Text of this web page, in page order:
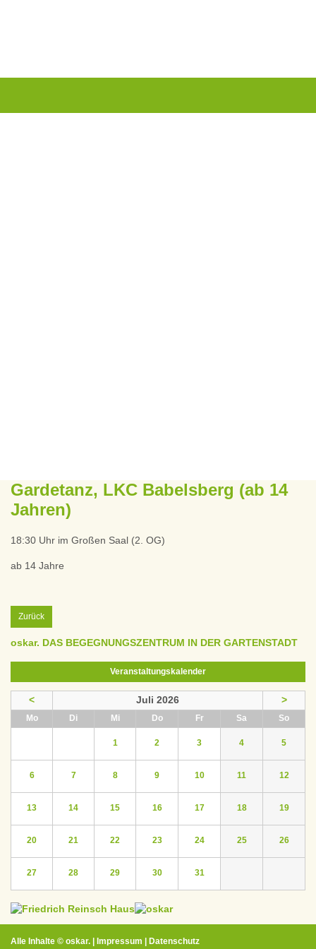
Gardetanz, LKC Babelsberg (ab 14
Jahren)
18:30 Uhr im Großen Saal (2. OG)
ab 14 Jahre
Zurück
oskar. DAS BEGEGNUNGSZENTRUM IN DER GARTENSTADT
Veranstaltungskalender
< Juli 2026 >
Montag Dienstag Mittwoch DonnerstagFreitag Sa Sonntag
1 2 3 4 5
6 7 8 9 10 11 12
13 14 15 16 17 18 19
20 21 22 23 24 25 26
27 28 29 30 31
Alle Inhalte © oskar. Impressum Datenschutz